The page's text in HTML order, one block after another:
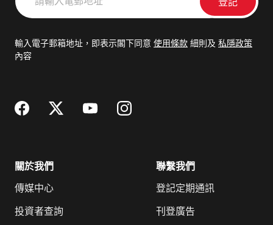
輸
郵
輸入電子郵箱地址，即表示閣下同意 使用條款 細則及 私隱政策
內容
關於我們
傳媒中心
投資者查詢
聯繫我們
登記定期通訊
刊登廣告